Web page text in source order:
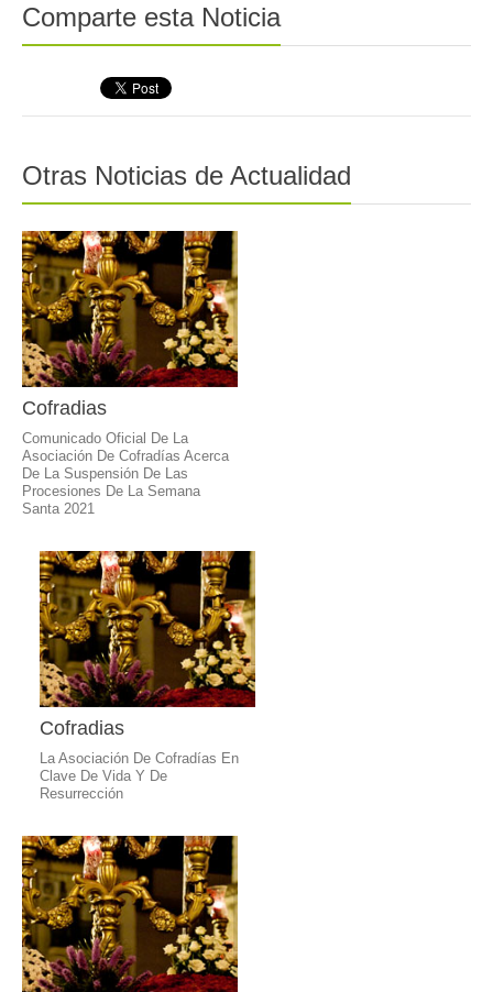
Comparte esta Noticia
Otras Noticias de Actualidad
Cofradias
Comunicado Oficial De La
Asociación De Cofradías Acerca
De La Suspensión De Las
Procesiones De La Semana
Santa 2021
Cofradias
La Asociación De Cofradías En
Clave De Vida Y De
Resurrección